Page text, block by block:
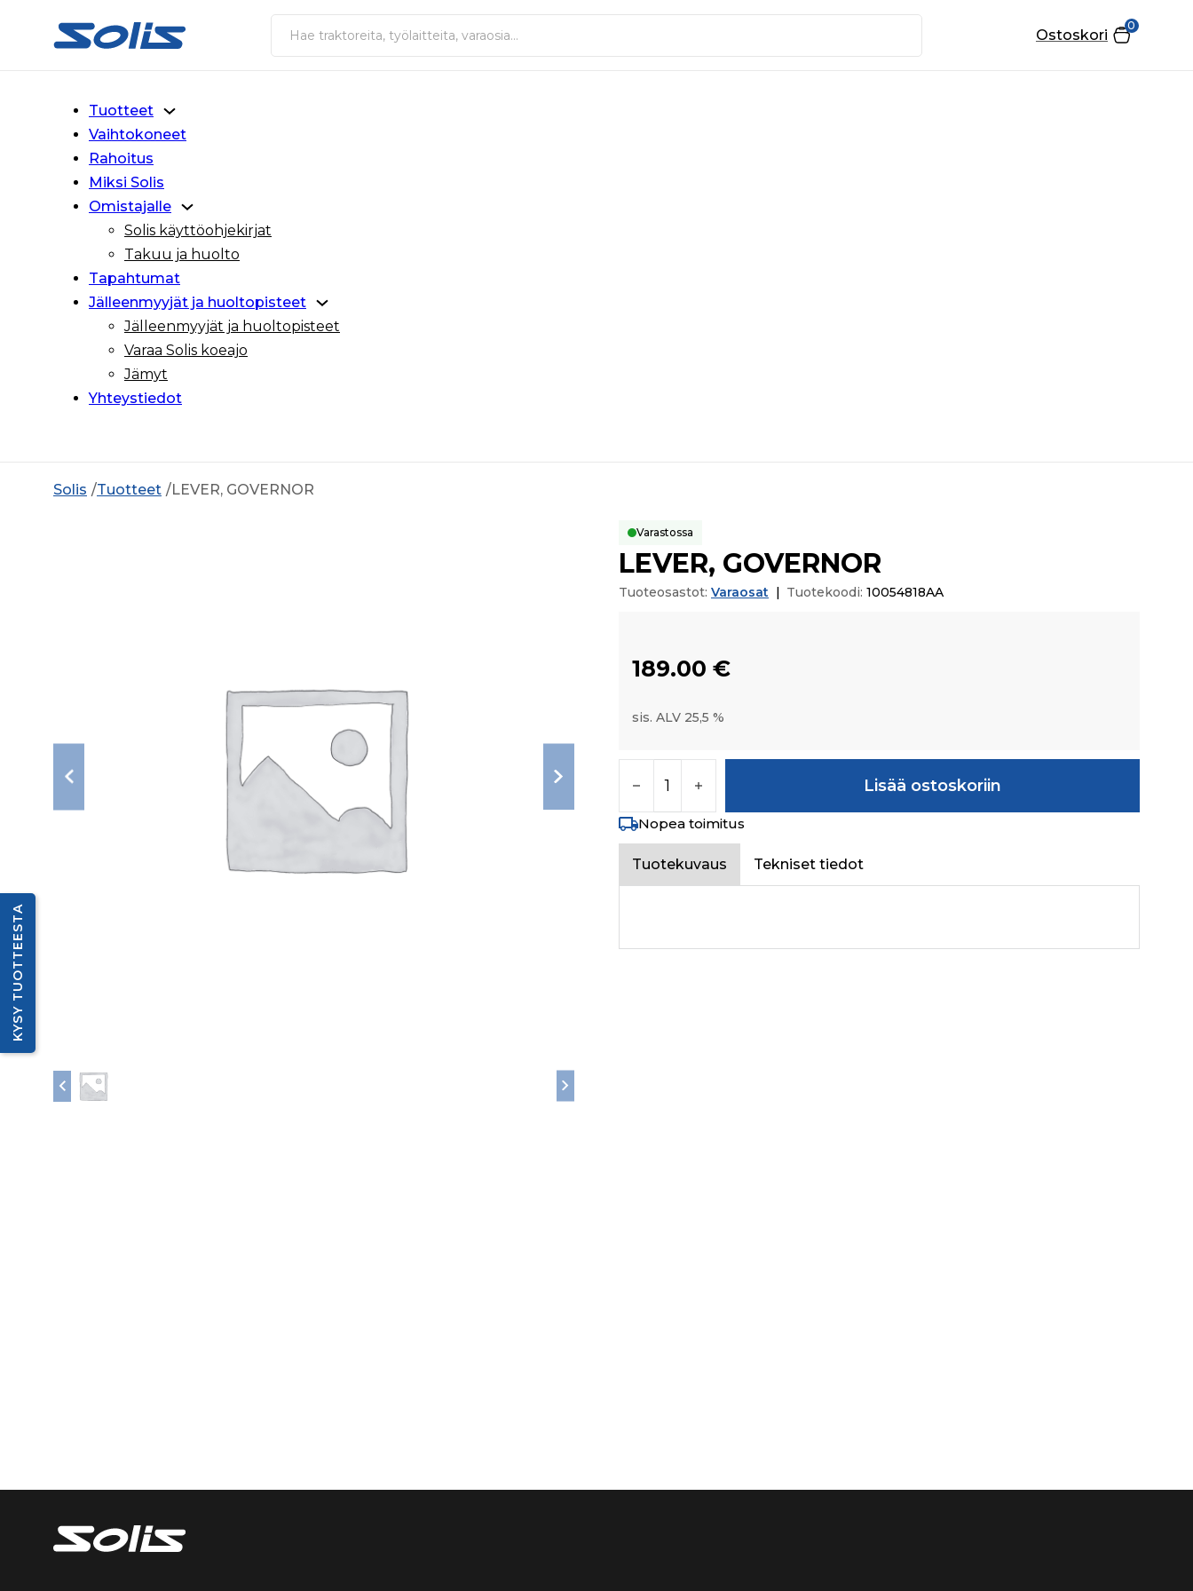
Siirry pääsisältöön
Siirry alatunnisteeseen
Haku
0
Ostoskori
Tuotteet
Vaihtokoneet
Rahoitus
Miksi Solis
Omistajalle
Solis käyttöohjekirjat
Takuu ja huolto
Tapahtumat
Jälleenmyyjät ja huoltopisteet
Jälleenmyyjät ja huoltopisteet
Varaa Solis koeajo
Jämyt
Yhteystiedot
Solis Tuotteet LEVER, GOVERNOR
Varastossa
LEVER, GOVERNOR
Tuoteosastot: Varaosat | Tuotekoodi: 10054818AA
189.00 €
sis. ALV 25,5 %
Lisää ostoskoriin
Nopea toimitus
Tuotekuvaus Tekniset tiedot
KYSY TUOTTEESTA